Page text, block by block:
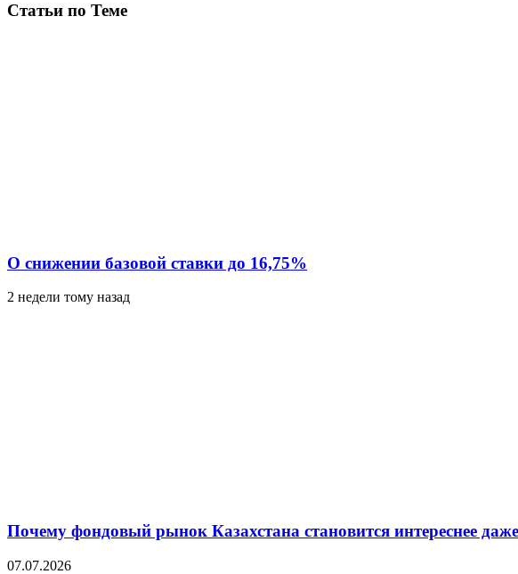
Статьи по Теме
О снижении базовой ставки до 16,75%
2 недели тому назад
Почему фондовый рынок Казахстана становится интереснее
07.07.2026